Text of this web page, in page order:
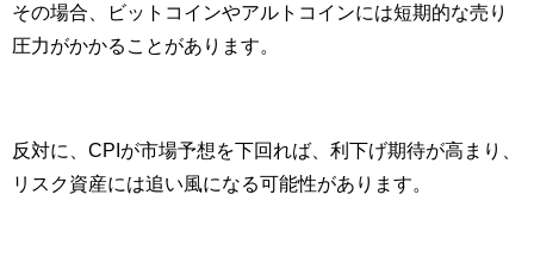
その場合、ビットコインやアルトコインには短期的な売り
圧力がかかることがあります。
反対に、CPIが市場予想を下回れば、利下げ期待が高まり、
リスク資産には追い風になる可能性があります。